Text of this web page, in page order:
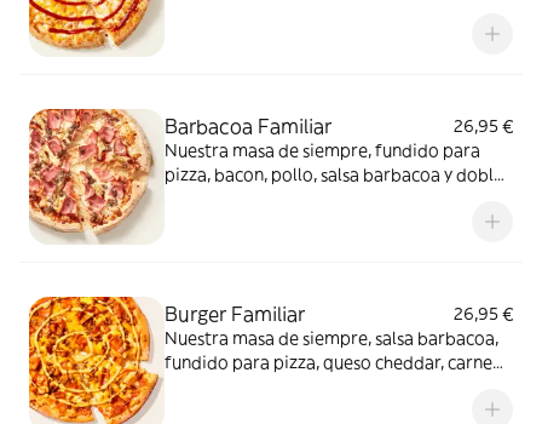
confitado y orégano. El festival de queso
Barbacoa Familiar
26,95 €
Nuestra masa de siempre, fundido para
pizza, bacon, pollo, salsa barbacoa y doble
Burger Familiar
26,95 €
Nuestra masa de siempre, salsa barbacoa,
fundido para pizza, queso cheddar, carne